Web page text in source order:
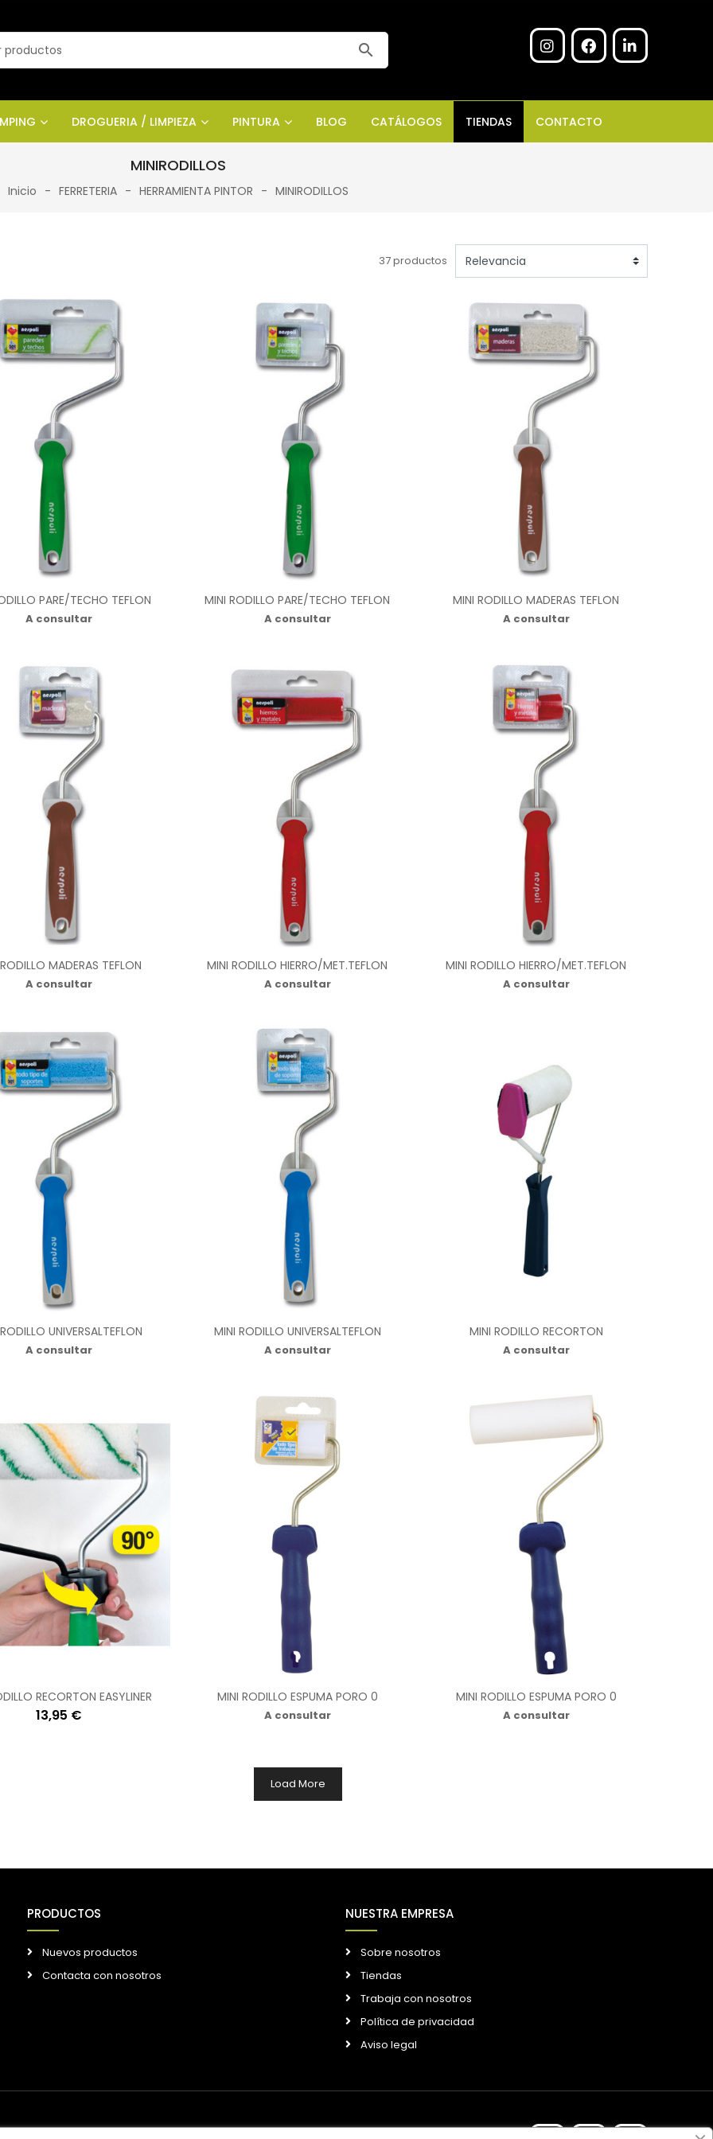
search
DROGUERIA / LIMPIEZA PINTURA BLOG CATÁLOGOS TIENDAS CONTACTO
MINIRODILLOS
Inicio FERRETERIA HERRAMIENTA PINTOR MINIRODILLOS
37 productos
PARE/TECHO TEFLON
A consultar
MINI RODILLO PARE/TECHO TEFLON
A consultar
MINI RODILLO MADERAS TEFLON
A consultar
MADERAS TEFLON
A consultar
MINI RODILLO HIERRO/MET.TEFLON
A consultar
MINI RODILLO HIERRO/MET.TEFLON
A consultar
UNIVERSALTEFLON
A consultar
MINI RODILLO UNIVERSALTEFLON
A consultar
MINI RODILLO RECORTON
A consultar
RECORTON EASYLINER
13,95 €
MINI RODILLO ESPUMA PORO 0
A consultar
MINI RODILLO ESPUMA PORO 0
A consultar
Load More
PRODUCTOS
Nuevos productos
Contacta con nosotros
NUESTRA EMPRESA
Sobre nosotros
Tiendas
Trabaja con nosotros
Política de privacidad
Aviso legal